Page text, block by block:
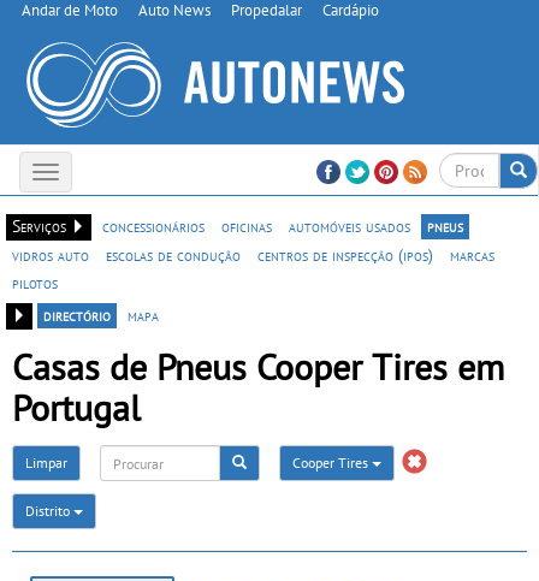
Andar de Moto Auto News Propedalar Cardápio
Toggle
navigation
Serviços
concessionários oficinas automóveis usados
pneus
vidros auto
escolas de condução centros de inspecção (ipos)
marcas
pilotos
directório
mapa
Casas de Pneus Cooper Tires em
Portugal
Limpar Cooper Tires
Distrito